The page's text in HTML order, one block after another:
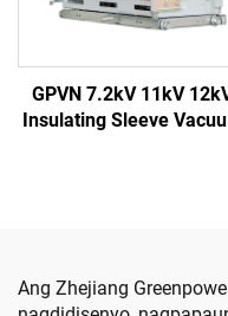
GPVN 7.2kV 11kV
Insulating Sleeve
Ang Zhejiang